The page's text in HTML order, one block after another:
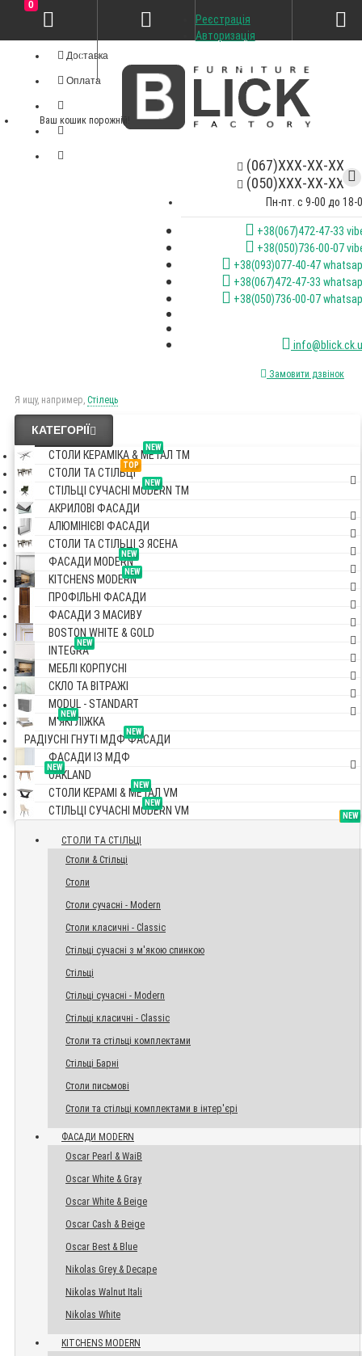
Доставка
Оплата
(067)XXX-XX-XX
(050)XXX-XX-XX
Пн-пт. с 9-00 до 18-
+38(067)472-47-33
+38(050)736-00-07
+38(093)077-40-47
+38(067)472-47-33
+38(050)736-00-07
Замовити дзвінок
Я ищу, например, Стілець
Реєстрація
Авторизація
0
Ваш кошик порожній!
КАТЕГОРІЇ
NEW
СТОЛИ КЕРАМІКА & МЕТАЛ TM
TOP
СТОЛИ ТА СТІЛЬЦІ
NEW
СТІЛЬЦІ СУЧАСНІ MODERN TM
АКРИЛОВІ ФАСАДИ
АЛЮМІНІЄВІ ФАСАДИ
СТОЛИ ТА СТІЛЬЦІ З ЯСЕНА
NEW
ФАСАДИ MODERN
NEW
KITCHENS MODERN
ПРОФІЛЬНІ ФАСАДИ
ФАСАДИ З МАСИВУ
BOSTON WHITE & GOLD
NEW
INTEGRA
МЕБЛІ КОРПУСНІ
СКЛО ТА ВІТРАЖІ
MODUL - STANDART
NEW
М'ЯКІ ЛІЖКА
NEW
РАДІУСНІ ГНУТІ МДФ ФАСАДИ
ФАСАДИ ІЗ МДФ
NEW
OAKLAND
NEW
СТОЛИ КЕРАМІ & МЕТАЛ VM
NEW
СТІЛЬЦІ СУЧАСНІ MODERN VM TOP
СТОЛИ ТА СТІЛЬЦІ
Столи & Стільці
Столи
Столи сучасні - Modern
Столи класичні - Classic
Стільці сучасні з м'якою спинкою
Стільці
Стільці сучасні - Modern
Стільці класичні - Classic
Столи та стільці комплектами
Стільці Барні
Столи письмові
Столи та стільці комплектами в інтер'єрі
NEW
ФАСАДИ MODERN
Oscar Pearl & WaiB
Oscar White & Gray
Oscar White & Beige
Oscar Cash & Beige
Oscar Best & Blue
Nikolas Grey & Decape
Nikolas Walnut Itali
Nikolas White
NEW
KITCHENS MODERN
NEW